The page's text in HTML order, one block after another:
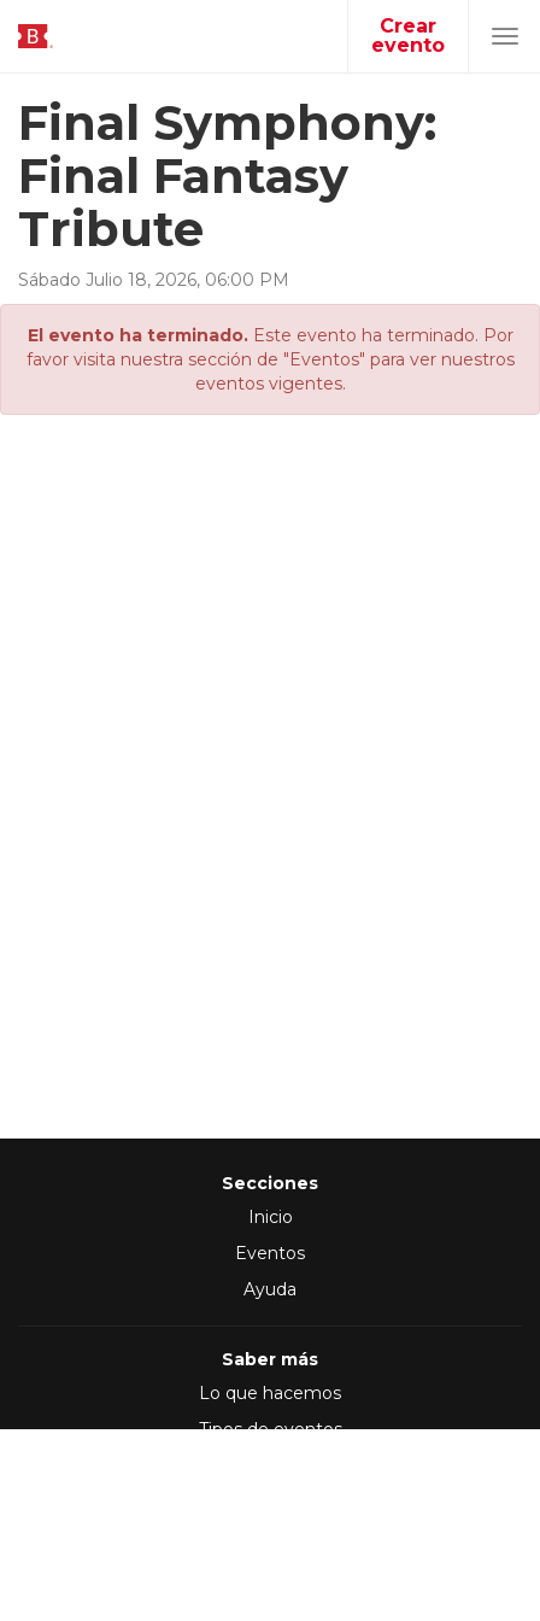
Crear
evento
Final Symphony:
Final Fantasy
Tribute
Sábado Julio 18, 2026, 06:00 PM
El evento ha terminado.Este evento ha terminado. Por
favor visita nuestra sección de "Eventos" para ver nuestros
eventos vigentes.
Secciones
Inicio
Eventos
Ayuda
Saber más
Lo que hacemos
Tipos de eventos